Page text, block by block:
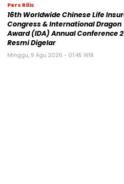
Pers Rilis
16th Worldwide Chinese Life
Congress & International Dragon
Award (IDA) Annual Conference
Resmi Digelar
Minggu, 9 Agu 2026 - 01:45 WIB